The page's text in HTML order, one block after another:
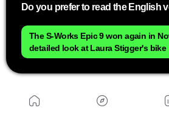
más redondeado y limpio,
sabe si implica cambios
funcionamiento hidráulico.
Do you prefer to read the English
The S-Works Epic 9 won again in
detailed look at Laura Stigger's bike